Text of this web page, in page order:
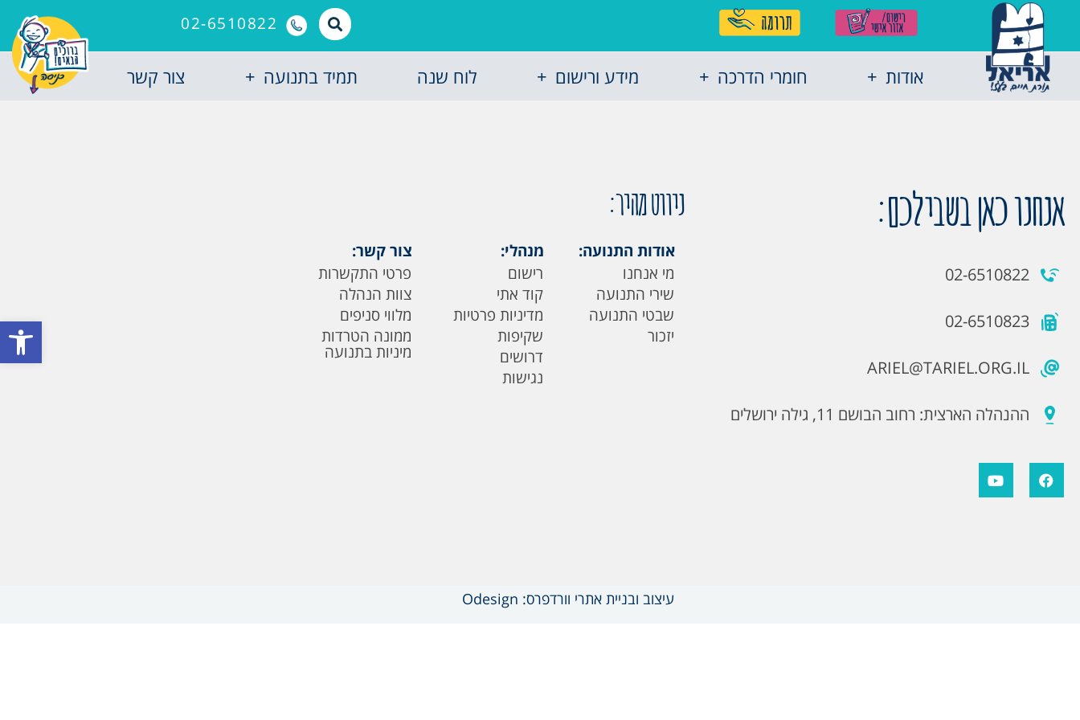
פתח
02-6510822
אודות חומרי הדרכה מידע ורישום לוח שנה תמיד בתנועה צור קשר
אנחנו כאן בשבילכם:
02-6510822
02-6510823
ARIEL@TARIEL.ORG.IL
ההנהלה הארצית: רחוב הבושם 11, גילה ירושלים
ניווט מהיר:
אודות התנועה:
מי אנחנו
שירי התנועה
שבטי התנועה
יזכור
מנהלי:
רישום
קוד אתי
מדיניות פרטיות
שקיפות
דרושים
נגישות
צור קשר:
פרטי התקשרות
צוות הנהלה
מלווי סניפים
ממונה הטרדות
מיניות בתנועה
עיצוב ובניית אתרי וורדפרס: Odesign